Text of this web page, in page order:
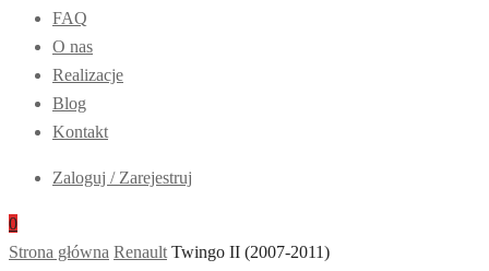
FAQ
O nas
Realizacje
Blog
Kontakt
Zaloguj / Zarejestruj
0
Strona główna Renault Twingo II (2007-2011)